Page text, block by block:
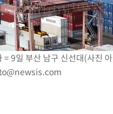
, 닷새 만에 숨진 채 발견
홈팀' 일본과 한일전
…1명 사망·1명 실종
35도' 무더위, 열대야 계속[다
사과…쇄신의 기회로 삼겠다"
9일 부산 남구 신선대(사진